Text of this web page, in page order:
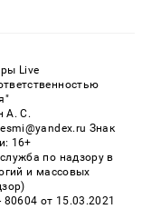
Live
А. С.
Знак
16+
по надзору в
и массовых
от 15.03.2021